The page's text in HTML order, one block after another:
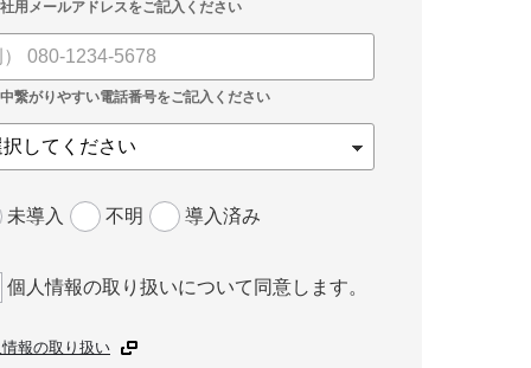
未導入 不明 導入済み
個人情報の取り扱いについて同意します。
報の取り扱い